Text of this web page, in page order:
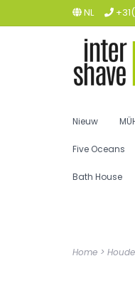
NL
Nieuw
Five Oceans
Bath House
Home >